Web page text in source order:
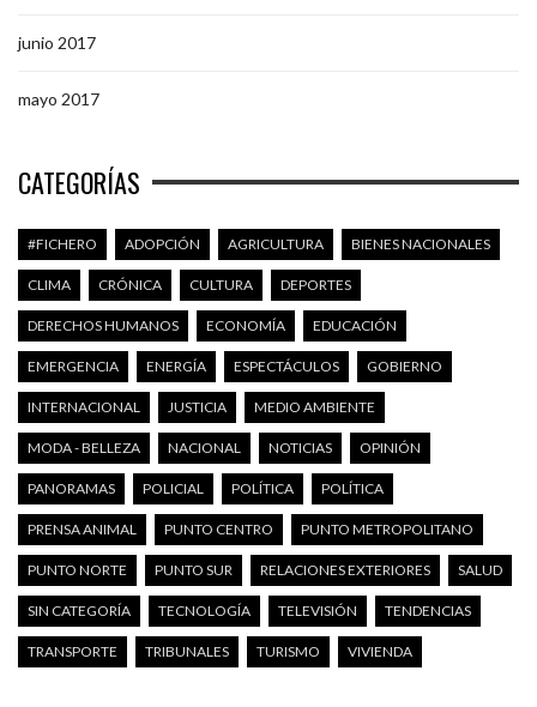
junio 2017
mayo 2017
CATEGORÍAS
#FICHERO ADOPCIÓN AGRICULTURA BIENES NACIONALES
CLIMA CRÓNICA CULTURA DEPORTES
DERECHOS HUMANOS ECONOMÍA EDUCACIÓN
EMERGENCIA ENERGÍA ESPECTÁCULOS GOBIERNO
INTERNACIONAL JUSTICIA MEDIO AMBIENTE
MODA - BELLEZA NACIONAL NOTICIAS OPINIÓN
PANORAMAS POLICIAL POLÍTICA POLÍTICA
PRENSA ANIMAL PUNTO CENTRO PUNTO METROPOLITANO
PUNTO NORTE PUNTO SUR RELACIONES EXTERIORES SALUD
SIN CATEGORÍA TECNOLOGÍA TELEVISIÓN TENDENCIAS
TRANSPORTE TRIBUNALES TURISMO VIVIENDA